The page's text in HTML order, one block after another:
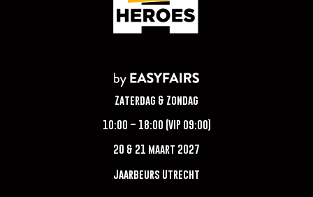
Zaterdag & Zondag
10:00 – 18:00 (VIP 09:00)
20 & 21 maart 2027
Jaarbeurs Utrecht